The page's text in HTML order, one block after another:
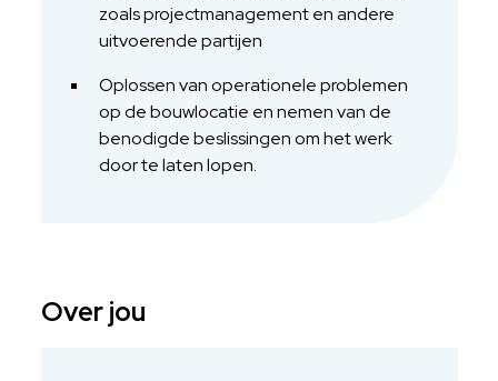
zoals projectmanagement en andere
uitvoerende partijen
Oplossen van operationele problemen
op de bouwlocatie en nemen van de
benodigde beslissingen om het werk
door te laten lopen.
Over jou